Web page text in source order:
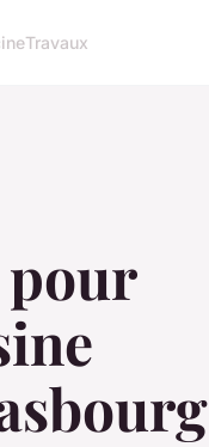
Travaux
pour